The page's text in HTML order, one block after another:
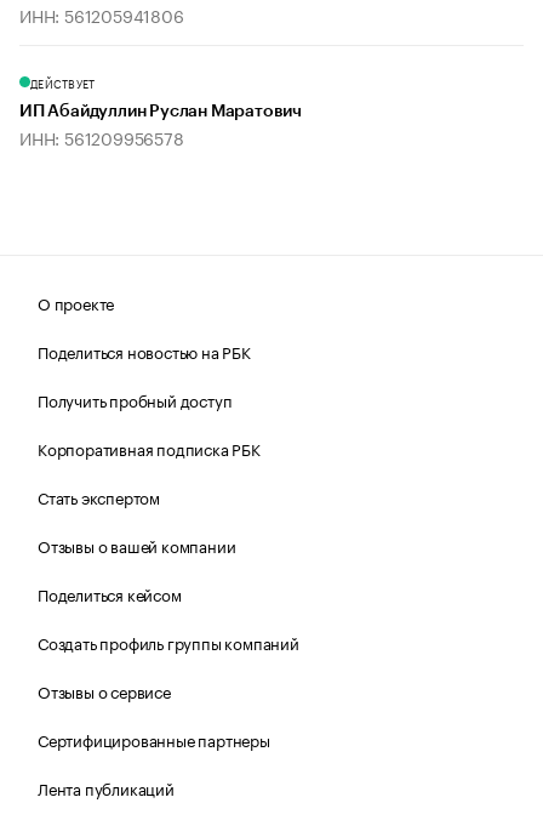
ИНН: 561205941806
ДЕЙСТВУЕТ
ИП Абайдуллин Руслан Маратович
ИНН: 561209956578
О проекте
Поделиться новостью на РБК
Получить пробный доступ
Корпоративная подписка РБК
Стать экспертом
Отзывы о вашей компании
Поделиться кейсом
Создать профиль группы компаний
Отзывы о сервисе
Сертифицированные партнеры
Лента публикаций